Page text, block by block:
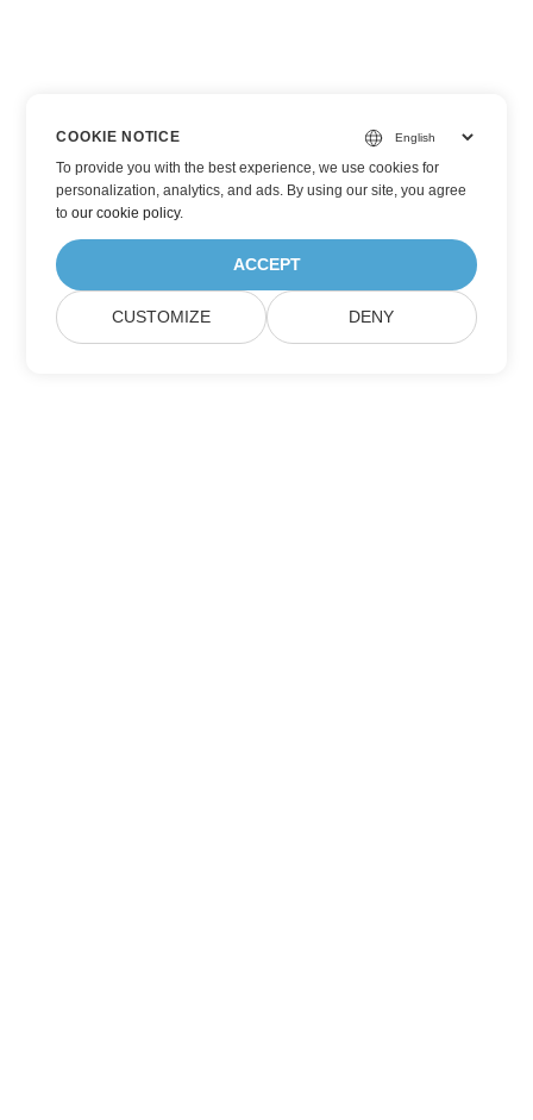
COOKIE NOTICE
To provide you with the best experience, we use cookies for
personalization, analytics, and ads. By using our site, you agree
toour cookie policy.
ACCEPT
CUSTOMIZE DENY